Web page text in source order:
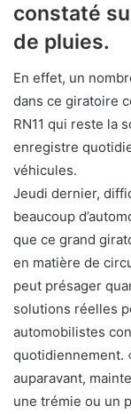
constaté
de pluies.
En effet, un
dans ce giratoire
RN11 qui reste la
enregistre
véhicules.
Jeudi dernier,
beaucoup
que ce grand
en matière de
peut présager
solutions réelles
automobilistes
quotidiennement.
auparavant,
une trémie ou un